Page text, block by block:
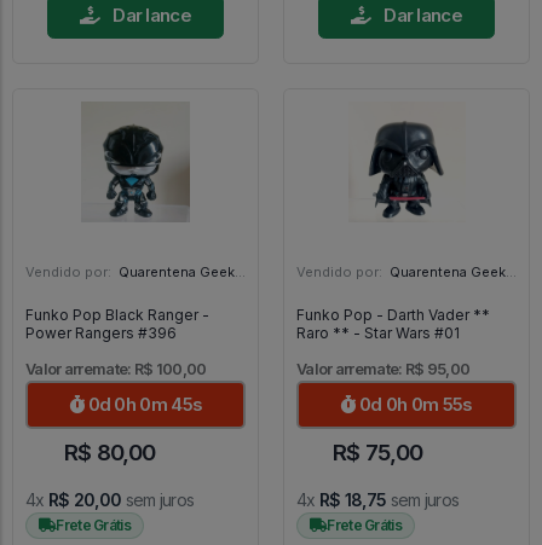
Dar lance Dar lance
Vendido por: Quarentena Geek Store - SP
Funko Pop Black Ranger -
Power Rangers #396
Valor arremate: R$ 100,00
0d 0h 0m 43s
R$ 80,00
4x R$ 20,00 sem juros
Frete Grátis
Vendido por: Quarentena Geek Store - SP
Funko Pop - Darth Vader **
Raro ** - Star Wars #01
Valor arremate: R$ 95,00
0d 0h 0m 53s
R$ 75,00
4x R$ 18,75 sem juros
Frete Grátis